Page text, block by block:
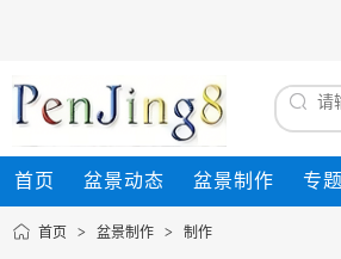
首页 盆景动态 盆景制作 专题
首页 > 盆景制作 > 制作